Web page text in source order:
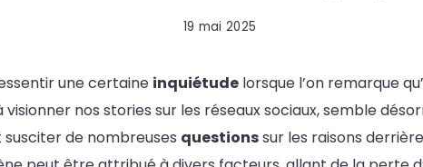
19 mai 2025
une certaine inquiétude lorsque l’on remarque
visionner nos stories sur les réseaux sociaux, semble
de nombreuses questionssur les raisons